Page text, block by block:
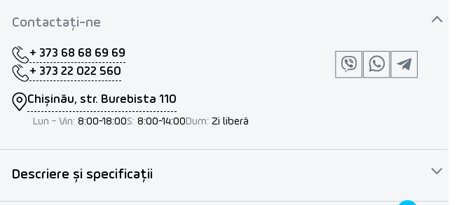
Contactați-ne
+ 373 68 68 69 69
+ 373 22 022 560
Chișinău, str. Burebista 110
Lun - Vin: 8:00-18:00S: 8:00-14:00Dum: Zi liberă
Descriere și specificații